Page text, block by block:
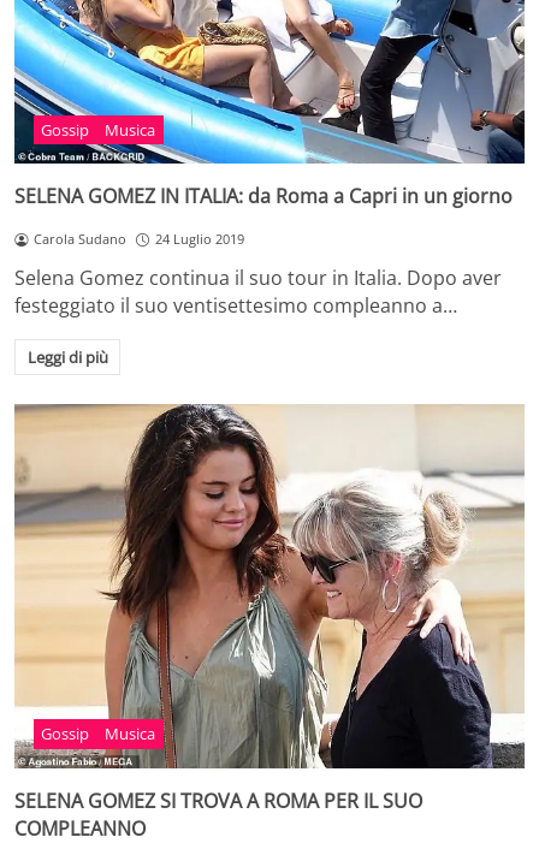
Gossip Musica
SELENA GOMEZ IN ITALIA: da Roma a Capri in un giorno
Carola Sudano 24 Luglio 2019
Selena Gomez continua il suo tour in Italia. Dopo aver
festeggiato il suo ventisettesimo compleanno a…
Leggi di più
Gossip Musica
SELENA GOMEZ SI TROVA A ROMA PER IL SUO
COMPLEANNO